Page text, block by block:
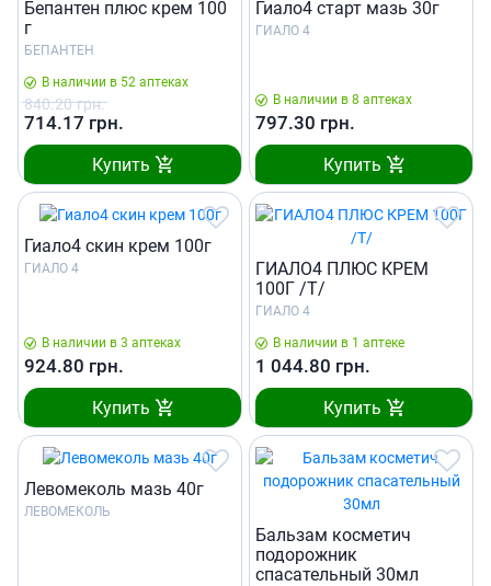
Бепантен плюс крем 100
г
БЕПАНТЕН
В наличии в 52 аптеках
840.20 грн.
714.17 грн.
Купить
Гиало4 старт мазь 30г
ГИАЛО 4
В наличии в 8 аптеках
797.30 грн.
Купить
Гиало4 скин крем 100г
ГИАЛО 4
В наличии в 3 аптеках
924.80 грн.
Купить
ГИАЛО4 ПЛЮС КРЕМ
100Г /T/
ГИАЛО 4
В наличии в 1 аптеке
1 044.80 грн.
Купить
Левомеколь мазь 40г
ЛЕВОМЕКОЛЬ
Бальзам косметич
подорожник
спасательный 30мл